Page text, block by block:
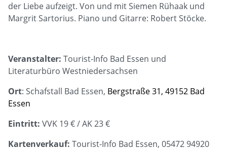
der Liebe aufzeigt. Von und mit Siemen Rühaak und
Margrit Sartorius. Piano und Gitarre: Robert Stöcke.
Veranstalter: Tourist-Info Bad Essen und
Literaturbüro Westniedersachsen
Ort: Schafstall Bad Essen, Bergstraße 31, 49152 Bad
Essen
Eintritt: VVK 19 € / AK 23 €
Kartenverkauf: Tourist-Info Bad Essen, 05472 94920